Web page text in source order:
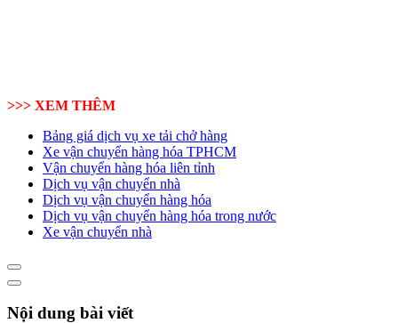
>>> XEM THÊM
Bảng giá dịch vụ xe tải chở hàng
Xe vận chuyển hàng hóa TPHCM
Vận chuyển hàng hóa liên tỉnh
Dịch vụ vận chuyển nhà
Dịch vụ vận chuyển hàng hóa
Dịch vụ vận chuyển hàng hóa trong nước
Xe vận chuyển nhà
Nội dung bài viết